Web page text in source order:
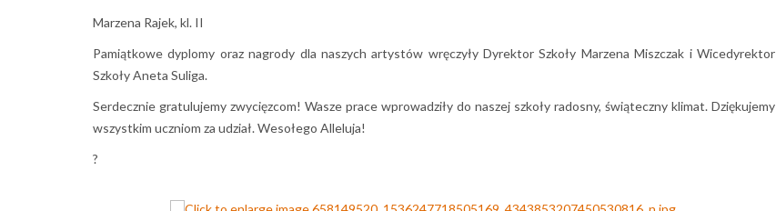
​Marzena Rajek, kl. II
​Pamiątkowe dyplomy oraz nagrody dla naszych artystów wręczyły Dyrektor Szkoły Marzena Miszczak i Wicedyrektor
Szkoły Aneta Suliga.
​Serdecznie gratulujemy zwycięzcom! Wasze prace wprowadziły do naszej szkoły radosny, świąteczny klimat. ​Dziękujemy
wszystkim uczniom za udział. Wesołego Alleluja!
?